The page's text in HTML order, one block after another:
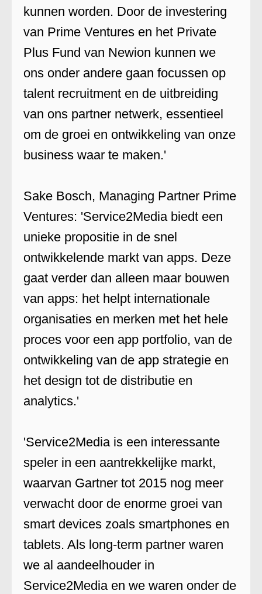
kunnen worden. Door de investering
van Prime Ventures en het Private
Plus Fund van Newion kunnen we
ons onder andere gaan focussen op
talent recruitment en de uitbreiding
van ons partner netwerk, essentieel
om de groei en ontwikkeling van onze
business waar te maken.'
Sake Bosch, Managing Partner Prime
Ventures: 'Service2Media biedt een
unieke propositie in de snel
ontwikkelende markt van apps. Deze
gaat verder dan alleen maar bouwen
van apps: het helpt internationale
organisaties en merken met het hele
proces voor een app portfolio, van de
ontwikkeling van de app strategie en
het design tot de distributie en
analytics.'
'Service2Media is een interessante
speler in een aantrekkelijke markt,
waarvan Gartner tot 2015 nog meer
verwacht door de enorme groei van
smart devices zoals smartphones en
tablets. Als long-term partner waren
we al aandeelhouder in
Service2Media en we waren onder de